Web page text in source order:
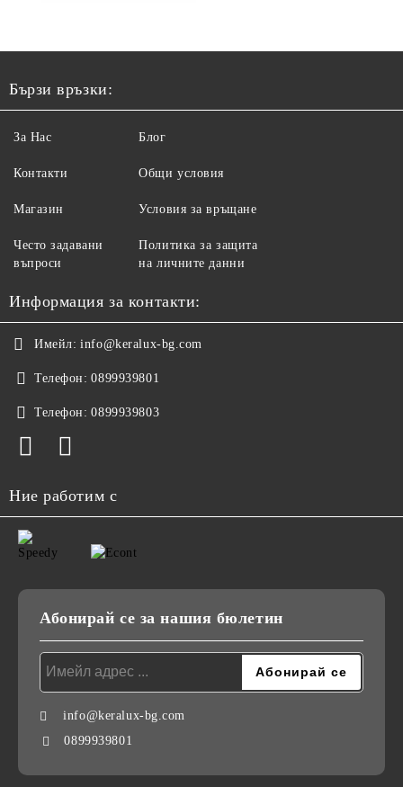
Бързи връзки:
За Нас
Контакти
Магазин
Често задавани
въпроси
Блог
Общи условия
Условия за връщане
Политика за защита
на личните данни
Информация за контакти:
Имейл: info@keralux-bg.com
Телефон: 0899939801
Телефон: 0899939803
Ние работим с
Абонирай се за нашия бюлетин
info@keralux-bg.com
0899939801